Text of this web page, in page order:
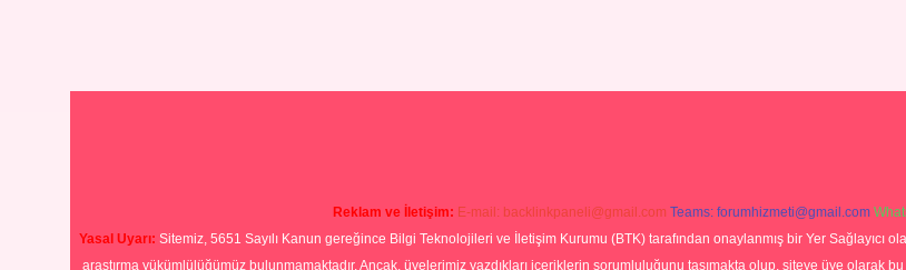
Reklam ve İletişim: E-mail: backlinkpaneli@gmail.com Teams: forumhizmeti@gmail.com
Yasal Uyarı: Sitemiz, 5651 Sayılı Kanun gereğince Bilgi Teknolojileri ve İletişim Kurumu (BTK) tarafından onaylanmış bir Yer
araştırma yükümlülüğümüz bulunmamaktadır. Ancak, üyelerimiz yazdıkları içeriklerin sorumluluğunu taşımakta olup, siteye üye olarak